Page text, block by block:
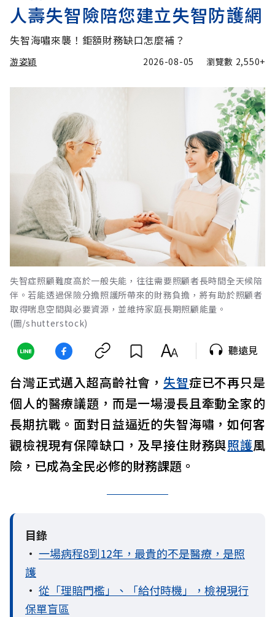
人壽失智險陪您建立失智防護網
失智海嘯來襲！鉅額財務缺口怎麼補？
游姿穎 2026-08-05 瀏覽數 2,550+
失智症照顧難度高於一般失能，往往需要照顧者長時間全天候陪
伴。若能透過保險分擔照護所帶來的財務負擔，將有助於照顧者
取得喘息空間與必要資源，並維持家庭長期照顧能量。
(圖/shutterstock)
聽遠見
台灣正式邁入超高齡社會， 失智症已不再只是
個人的醫療議題，而是一場漫長且牽動全家的
長期抗戰。面對日益逼近的失智海嘯，如何客
觀檢視現有保障缺口，及早接住財務與照護風
險，已成為全民必修的財務課題。
目錄
• 一場病程8到12年，最貴的不是醫療，是照
護
• 從「理賠門檻」、「給付時機」，檢視現行
保單盲區